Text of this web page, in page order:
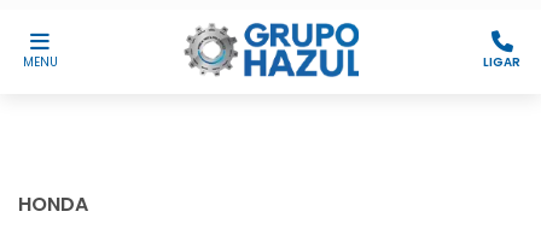
MENU LIGAR
HONDA